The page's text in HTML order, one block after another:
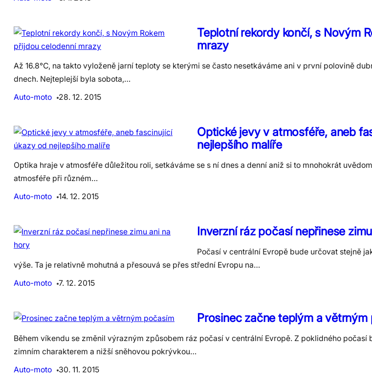
Teplotní rekordy končí, s Novým
mrazy
Až 16.8°C, na takto vyloženě jarní teploty se kterými se často nesetkáváme ani v první polovině
dnech. Nejteplejší byla sobota,…
Auto-moto
28. 12. 2015
Optické jevy v atmosféře, aneb
nejlepšího malíře
Optika hraje v atmosféře důležitou roli, setkáváme se s ní dnes a denní aniž si to mnohokrát
atmosféře při různém…
Auto-moto
14. 12. 2015
Inverzní ráz počasí nepřinese
Počasí v centrální Evropě bude určovat stejně
výše. Ta je relativně mohutná a přesouvá se přes střední Evropu na…
Auto-moto
7. 12. 2015
Prosinec začne teplým a větrným
Během víkendu se změnil výrazným způsobem ráz počasí v centrální Evropě. Z poklidného počasí
zimním charakterem a nižší sněhovou pokrývkou…
Auto-moto
30. 11. 2015